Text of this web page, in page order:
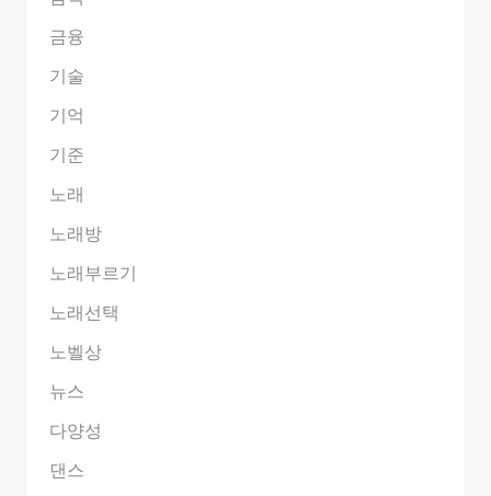
금융
기술
기억
기준
노래
노래방
노래부르기
노래선택
노벨상
뉴스
다양성
댄스